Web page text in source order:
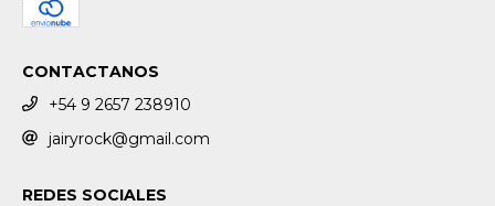
CONTACTANOS
+54 9 2657 238910
jairyrock@gmail.com
REDES SOCIALES